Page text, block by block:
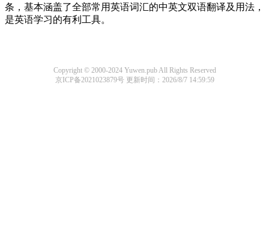
条，基本涵盖了全部常用英语词汇的中英文双语翻译及用法，
是英语学习的有利工具。
Copyright © 2000-2024 Yuwen.pub All Rights Reserved
京ICP备2021023879号更新时间：2026/8/7 14:59:59